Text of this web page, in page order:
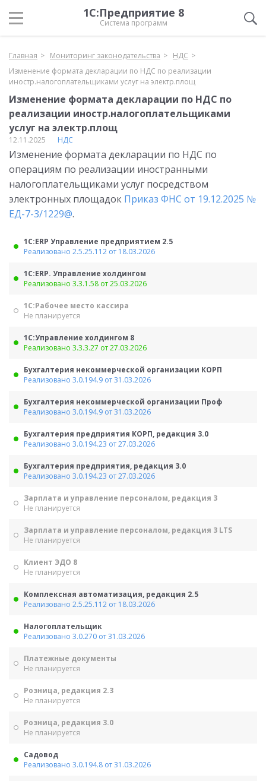
1С:Предприятие 8
Система программ
Главная Мониторинг законодательства
НДС
Изменение формата декларации по НДС по реализации
иностр.налогоплательщиками услуг на электр.площ
Изменение формата декларации по НДС по
реализации иностр.налогоплательщиками
услуг на электр.площ
12.11.2025 НДС
Изменение формата декларации по НДС по
операциям по реализации иностранными
налогоплательщиками услуг посредством
электронных площадок Приказ ФНС от 19.12.2025 №
ЕД-7-3/1229@.
1С:ERP Управление предприятием 2.5
Реализовано 2.5.25.112 от 18.03.2026
1С:ERP. Управление холдингом
Реализовано 3.3.1.58 от 25.03.2026
1С:Рабочее место кассира
Не планируется
1С:Управление холдингом 8
Реализовано 3.3.3.27 от 27.03.2026
Бухгалтерия некоммерческой организации КОРП
Реализовано 3.0.194.9 от 31.03.2026
Бухгалтерия некоммерческой организации Проф
Реализовано 3.0.194.9 от 31.03.2026
Бухгалтерия предприятия КОРП, редакция 3.0
Реализовано 3.0.194.23 от 27.03.2026
Бухгалтерия предприятия, редакция 3.0
Реализовано 3.0.194.23 от 27.03.2026
Зарплата и управление персоналом, редакция 3
Не планируется
Зарплата и управление персоналом, редакция 3 LTS
Не планируется
Клиент ЭДО 8
Не планируется
Комплексная автоматизация, редакция 2.5
Реализовано 2.5.25.112 от 18.03.2026
Налогоплательщик
Реализовано 3.0.270 от 31.03.2026
Платежные документы
Не планируется
Розница, редакция 2.3
Не планируется
Розница, редакция 3.0
Не планируется
Садовод
Реализовано 3.0.194.8 от 31.03.2026